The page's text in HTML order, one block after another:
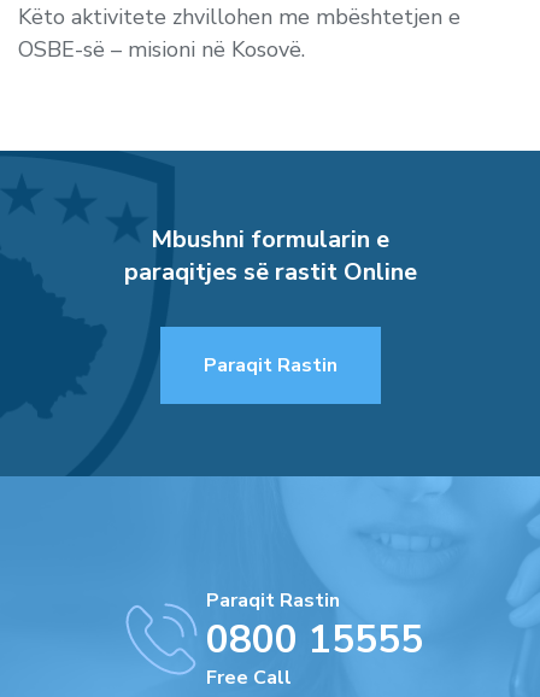
Këto aktivitete zhvillohen me mbështetjen e
OSBE-së – misioni në Kosovë.
Mbushni formularin e
paraqitjes së rastit Online
Paraqit Rastin
Paraqit Rastin
0800 15555
Free Call